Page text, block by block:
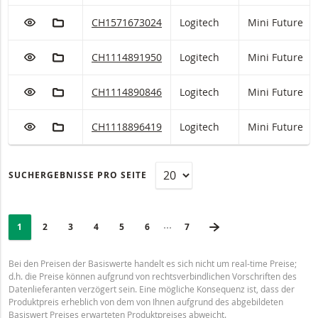
ZUR WATCHLIST HINZUFÜGEN
ZUM FIKTIVEN PORTFOLIO HINZUFÜGEN
Logitech Mini Future mit ISIN code:
CH1571673024 Logitech Mini Future
ZUR WATCHLIST HINZUFÜGEN
ZUM FIKTIVEN PORTFOLIO HINZUFÜGEN
Logitech Mini Future mit ISIN code:
CH1114891950 Logitech Mini Future
ZUR WATCHLIST HINZUFÜGEN
ZUM FIKTIVEN PORTFOLIO HINZUFÜGEN
Logitech Mini Future mit ISIN code:
CH1114890846 Logitech Mini Future
ZUR WATCHLIST HINZUFÜGEN
ZUM FIKTIVEN PORTFOLIO HINZUFÜGEN
Logitech Mini Future mit ISIN code:
CH1118896419 Logitech Mini Future
SUCHERGEBNISSE PRO SEITE
SEITENNUMMERIERUNG
Selected:
PAGE
1 SEITE
2 SEITE
3 SEITE
4 SEITE
5 SEITE
6 Minimierte Seiten
LETZTE SEITE
7
Bei den Preisen der Basiswerte handelt es sich nicht um real-time Preise;
d.h. die Preise können aufgrund von rechtsverbindlichen Vorschriften des
Datenlieferanten verzögert sein. Eine mögliche Konsequenz ist, dass der
Produktpreis erheblich von dem von Ihnen aufgrund des abgebildeten
Basiswert Preises erwarteten Produktpreises abweicht.